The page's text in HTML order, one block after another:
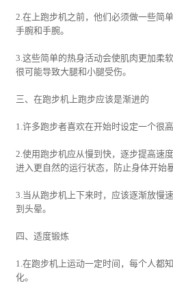
2.在上跑步机之前，他们必须做一些简
手腕和手腕。
3.这些简单的热身活动会使肌肉更加柔
很可能导致大腿和小腿受伤。
三、在跑步机上跑步应该是渐进的
1.许多跑步者喜欢在开始时设定一个很
2.使用跑步机应从慢到快，逐步提高速
进入更自然的运行状态，防止身体开始
3.当从跑步机上下来时，应该逐渐放慢
到头晕。
四、适度锻炼
1.在跑步机上运动一定时间，每个人都
化。